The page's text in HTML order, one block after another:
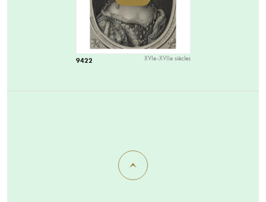
9422 XVIe-XVIIe siècles